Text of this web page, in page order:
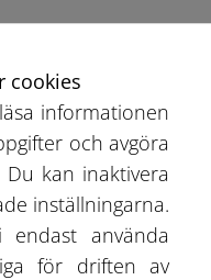
cookies
informationen
och avgöra
kan inaktivera
inställningarna.
använda
för driften av